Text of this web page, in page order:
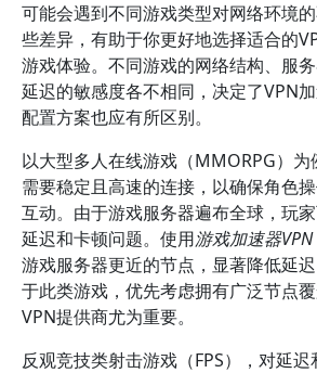
可能会遇到不同游戏类型对网络环境
些差异，有助于你更好地选择适合的
游戏体验。不同游戏的网络结构、服
延迟的敏感度各不相同，决定了VPN
配置方案也应有所区别。
以大型多人在线游戏（MMORPG）为
需要稳定且高速的连接，以确保角色
互动。由于游戏服务器遍布全球，玩
延迟和卡顿问题。使用游戏加速器VPN
游戏服务器更近的节点，显著降低延
于此类游戏，优先考虑拥有广泛节点
VPN提供商尤为重要。
反观竞技类射击游戏（FPS），对延